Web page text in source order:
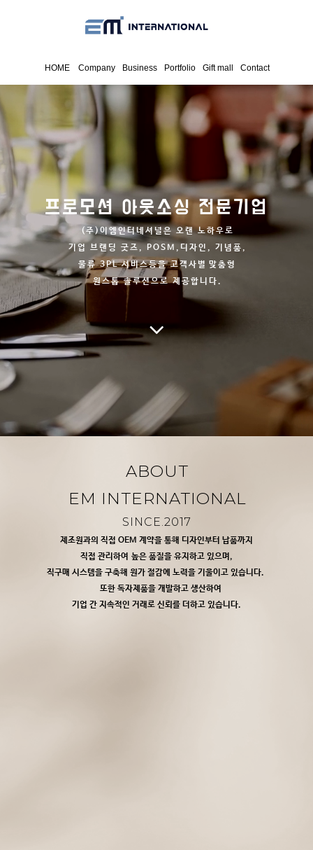
HOME Company Business Portfolio Gift mall Contact
프로모션 아웃소싱 전문기업
(주)이엠인터네셔널은 오랜 노하우로
기업 브랜딩 굿즈, POSM,디자인, 기념품,
물류 3PL 서비스등을 고객사별맞춤형
원스톱 솔루션으로 제공합니다.
ABOUT
EM INTERNATIONAL
SINCE.2017
제조원과의 직접 OEM 계약을 통해 디자인부터 납품까지
직접 관리하여 높은 품질을 유지하고 있으며,
직구매 시스템을 구축해 원가 절감에 노력을 기울이고 있습니다.
또한 독자제품을 개발하고 생산하여
기업 간 지속적인 거래로 신뢰를 더하고 있습니다.